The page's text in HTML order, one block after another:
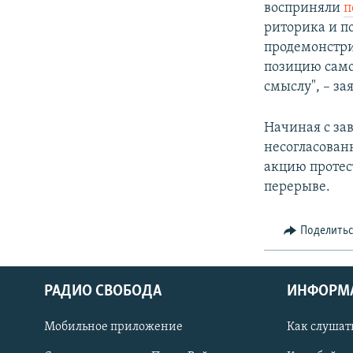
СОЦИАЛЬНЫЕ СЕТИ
восприняли
риторика и
позицию
смыслу", –
Начиная с
акцию
перерыве.
РАДИО СВОБОДА
Мобильное приложение Как